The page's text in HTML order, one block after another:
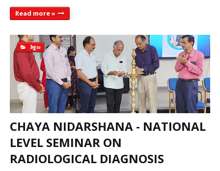
Read more »
ಶಿಕ್ಷಣ
CHAYA NIDARSHANA - NATIONAL
LEVEL SEMINAR ON
RADIOLOGICAL DIAGNOSIS